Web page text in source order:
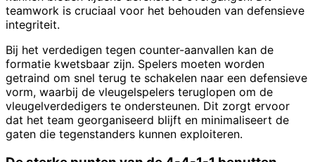
teamwork is cruciaal voor het behouden van defensieve
integriteit.
Bij het verdedigen tegen counter-aanvallen kan de
formatie kwetsbaar zijn. Spelers moeten worden
getraind om snel terug te schakelen naar een defensieve
vorm, waarbij de vleugelspelers teruglopen om de
vleugelverdedigers te ondersteunen. Dit zorgt ervoor
dat het team georganiseerd blijft en minimaliseert de
gaten die tegenstanders kunnen exploiteren.